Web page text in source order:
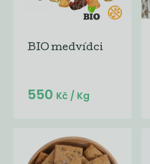
BIO medvídci
550 Kč / Kg